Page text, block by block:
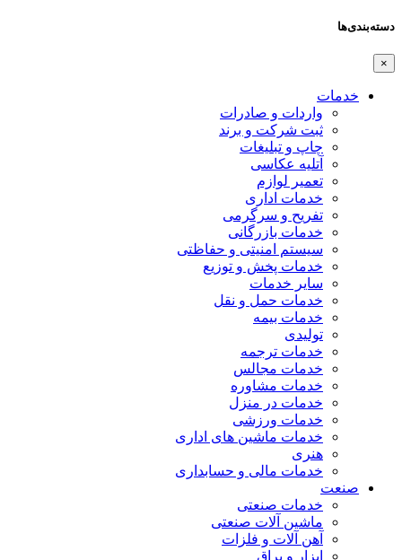
دسته‌بندی‌ها
×
خدمات
واردات و صادرات
ثبت شرکت و برند
چاپ و تبلیغات
آتلیه عکاسی
تعمیر لوازم
خدمات اداری
تفریح و سرگرمی
خدمات بازرگانی
سیستم امنیتی و حفاظتی
خدمات پخش و توزیع
سایر خدمات
خدمات حمل و نقل
خدمات بیمه
تولیدی
خدمات ترجمه
خدمات مجالس
خدمات مشاوره
خدمات در منزل
خدمات ورزشی
خدمات ماشین های اداری
هنری
خدمات مالی و حسابداری
صنعت
خدمات صنعتی
ماشین آلات صنعتی
آهن آلات و فلزات
ابزار و یراق